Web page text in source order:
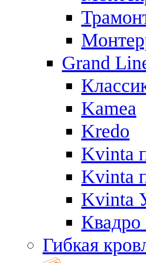
Grand
Kamea
Kredo
Kvinta
Kvinta
Kvinta
Гибкая